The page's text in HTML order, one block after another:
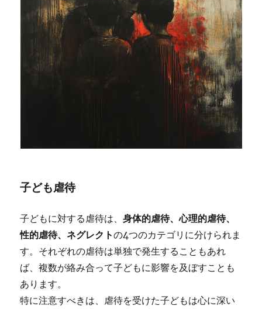
子ども虐待
子どもに対する虐待は、身体的虐待、心理的虐待、
性的虐待、ネグレクトの4つのカテゴリに分けられま
す。それぞれの虐待は単独で発生することもあれ
ば、複数が絡み合って子どもに影響を及ぼすことも
あります。
特に注意すべきは、虐待を受けた子どもは心に深い